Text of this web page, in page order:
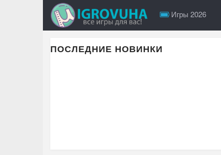
Игры 2026
ПОСЛЕДНИЕ НОВИНКИ